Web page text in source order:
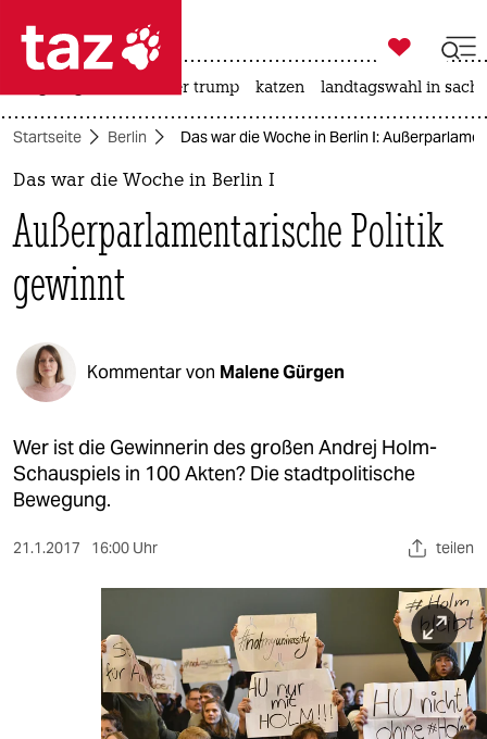
 taz zahl ich
taz zahl ich
politik
öko
gesellschaft
kultur
sport
berlin
nord
wahrheit
veranstaltungen

taz zahl ich
usa unter trump katzen landtagswahl in
Startseite Berlin Das war die Woche in Berlin I:
Das war die Woche in Berlin I
Außerparlamentarische Politik
gewinnt
Kommentar von Malene Gürgen
Wer ist die Gewinnerin des großen Andrej Holm-
Schauspiels in 100 Akten? Die stadtpolitische
Bewegung.
21.1.2017 16:00 Uhr teilen